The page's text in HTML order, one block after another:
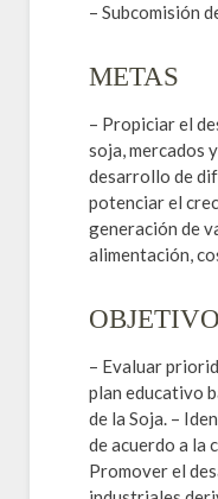
– Subcomisión
METAS
– Propiciar el
soja, mercados
desarrollo de
potenciar el
generación de
alimentación,
– Evaluar
plan educativo
de la Soja. –
de acuerdo a la
Promover el